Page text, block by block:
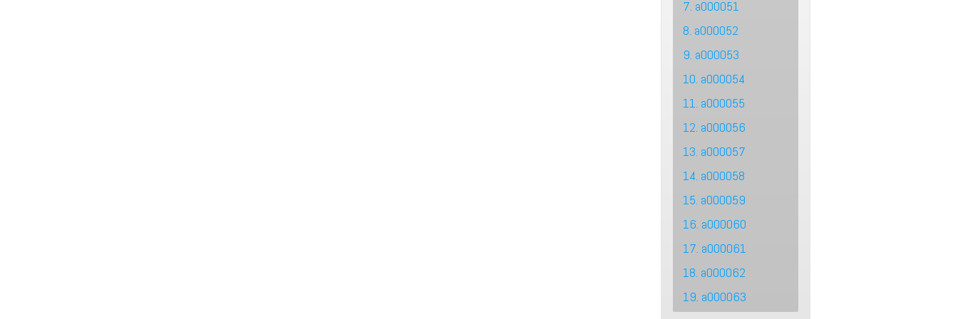
7. a000051
8. a000052
9. a000053
10. a000054
11. a000055
12. a000056
13. a000057
14. a000058
15. a000059
16. a000060
17. a000061
18. a000062
19. a000063